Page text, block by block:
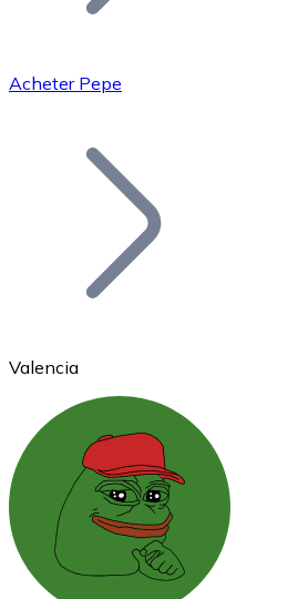
Bitcoin
Ethereum
ETH
Acheter Pepe
Valencia